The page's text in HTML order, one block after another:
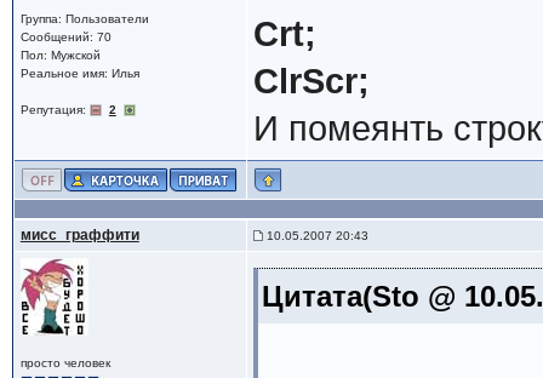
Группа: Пользователи
Сообщений: 70
Пол: Мужской
Реальное имя: Илья
Репутация: 2
Crt;
ClrScr;
И помеянть
мисс_граффити 10.05.2007 20:43
просто человек
Цитата(Sto @